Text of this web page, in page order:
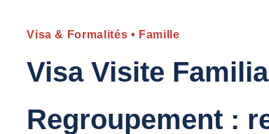
Visa & Formalités • Famille
Visa Visite
Regroupement :